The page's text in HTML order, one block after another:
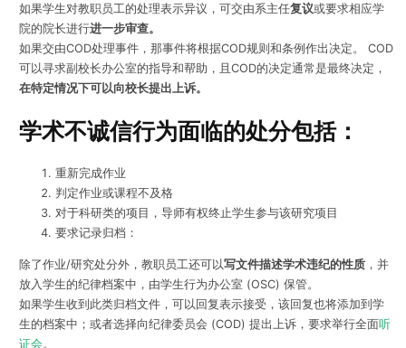
如果学生对教职员工的处理表示异议，可交由系主任复议或要求相应学
院的院长进行进一步审查。
如果交由COD处理事件，那事件将根据COD规则和条例作出决定。 COD
可以寻求副校长办公室的指导和帮助，且COD的决定通常是最终决定，
在特定情况下可以向校长提出上诉。
学术不诚信行为面临的处分包括：
重新完成作业
判定作业或课程不及格
对于科研类的项目，导师有权终止学生参与该研究项目
要求记录归档：
除了作业/研究处分外，教职员工还可以写文件描述学术违纪的性质，并
放入学生的纪律档案中，由学生行为办公室 (OSC) 保管。
如果学生收到此类归档文件，可以回复表示接受，该回复也将添加到学
生的档案中；或者选择向纪律委员会 (COD) 提出上诉，要求举行全面听
证会。